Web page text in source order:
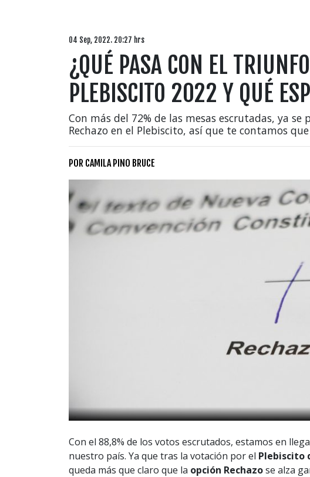
04 Sep, 2022. 20:27 hrs
¿QUÉ PASA CON EL
PLEBISCITO 2022 Y QUÉ
Con más del 72% de las mesas escrutadas, ya
Rechazo en el Plebiscito, así que te contamos que
POR CAMILA PINO BRUCE
Con el 88,8% de los votos escrutados, estamos en
nuestro país. Ya que tras la votación por el Plebiscito
queda más que claro que la opción Rechazose alza